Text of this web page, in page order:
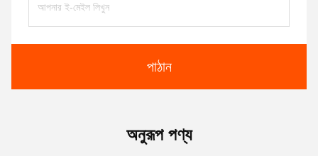
পাঠান
অনুরূপ পণ্য